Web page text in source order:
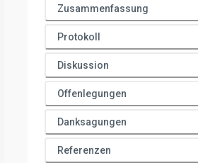
Zusammenfassung
Protokoll
Diskussion
Offenlegungen
Danksagungen
Referenzen